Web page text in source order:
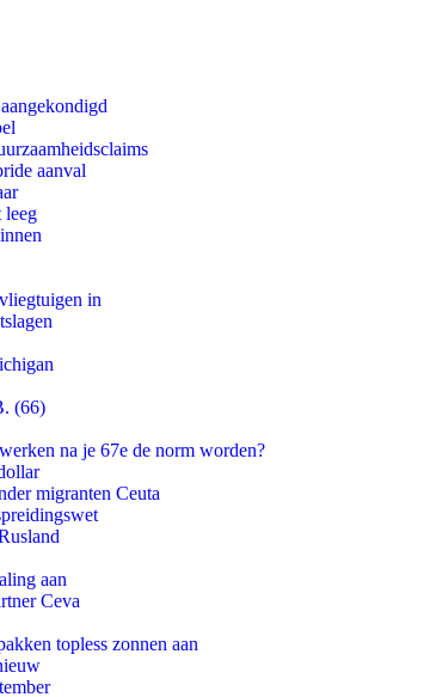
aanval
leeg
in
(66)
na je 67e de norm worden?
migranten Ceuta
aan
Ceva
topless zonnen aan